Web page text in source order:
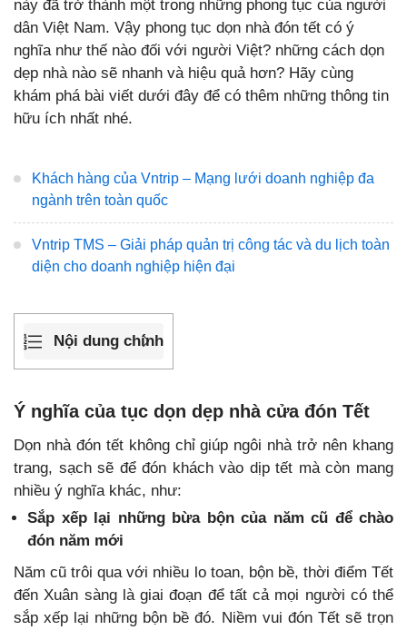
này đã trở thành một trong những phong tục của người
dân Việt Nam. Vậy phong tục dọn nhà đón tết có ý
nghĩa như thế nào đối với người Việt? những cách dọn
dẹp nhà nào sẽ nhanh và hiệu quả hơn? Hãy cùng
khám phá bài viết dưới đây để có thêm những thông tin
hữu ích nhất nhé.
Khách hàng của Vntrip – Mạng lưới doanh nghiệp đa
ngành trên toàn quốc
Vntrip TMS – Giải pháp quản trị công tác và du lịch toàn
diện cho doanh nghiệp hiện đại
Nội dung chính
Ý nghĩa của tục dọn dẹp nhà cửa đón Tết
Dọn nhà đón tết không chỉ giúp ngôi nhà trở nên khang
trang, sạch sẽ để đón khách vào dịp tết mà còn mang
nhiều ý nghĩa khác, như:
Sắp xếp lại những bừa bộn của năm cũ để chào
đón năm mới
Năm cũ trôi qua với nhiều lo toan, bộn bề, thời điểm Tết
đến Xuân sàng là giai đoạn để tất cả mọi người có thể
sắp xếp lại những bộn bề đó. Niềm vui đón Tết sẽ trọn